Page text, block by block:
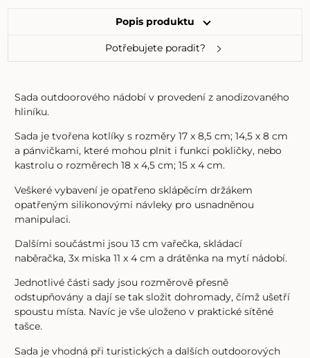
Popis produktu
Potřebujete poradit?
Sada outdoorového nádobí v provedení z anodizovaného
hliníku.
Sada je tvořena kotlíky s rozměry 17 x 8,5 cm; 14,5 x 8 cm
a pánvičkami, které mohou plnit i funkci pokličky, nebo
kastrolu o rozměrech 18 x 4,5 cm; 15 x 4 cm.
Veškeré vybavení je opatřeno sklápěcím držákem
opatřeným silikonovými návleky pro usnadněnou
manipulaci.
Dalšími součástmi jsou 13 cm vařečka, skládací
naběračka, 3x miska 11 x 4 cm a drátěnka na mytí nádobí.
Jednotlivé části sady jsou rozměrově přesně
odstupňovány a dají se tak složit dohromady, čímž ušetří
spoustu místa. Navíc je vše uloženo v praktické sítěné
tašce.
Sada je vhodná při turistických a dalších outdoorových